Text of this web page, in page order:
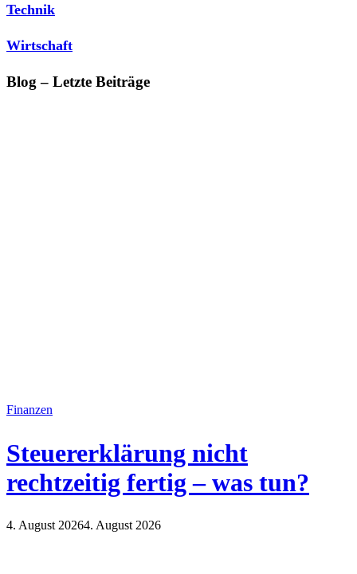
Technik
Wirtschaft
Blog – Letzte Beiträge
Finanzen
Steuererklärung nicht
rechtzeitig fertig – was tun?
4. August 20264. August 2026